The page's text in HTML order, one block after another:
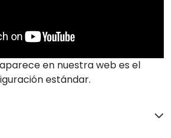
en nuestra web es el
estándar.